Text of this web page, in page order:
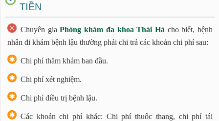
TIỀN
Chuyên giaPhòng khám đa khoa Thái Hà cho biết, bệnh
nhân đi khám bệnh lậu thường phải chi trả các khoản chi phí sau:
Chi phí thăm khám ban đầu.
Chi phí xét nghiệm.
Chi phí điều trị bệnh lậu.
Các khoản chi phí khác: Chi phí thuốc thang, chi phí tái